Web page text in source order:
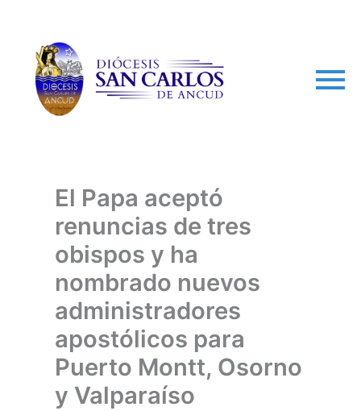
El Papa aceptó
renuncias de tres
obispos y ha
nombrado nuevos
administradores
apostólicos para
Puerto Montt, Osorno
y Valparaíso